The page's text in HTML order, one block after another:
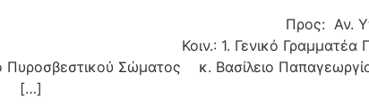
Αν. Υπουργό
Κοιν.: 1. Γενικό Γραμματέα
κ. Βασίλειο Παπαγεωργίου ΘΕΜΑ:
[…]